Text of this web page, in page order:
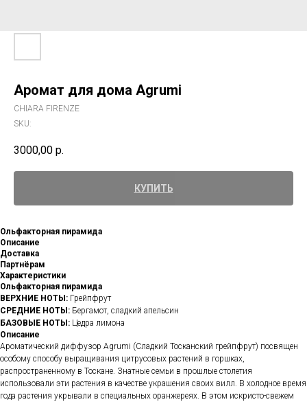
Аромат для дома Agrumi
CHIARA FIRENZE
SKU:
3000,00 р.
КУПИТЬ
Ольфакторная пирамида
Описание
Доставка
Партнёрам
Характеристики
Ольфакторная пирамида
ВЕРХНИЕ НОТЫ: Грейпфрут
СРЕДНИЕ НОТЫ: Бергамот, сладкий апельсин
БАЗОВЫЕ НОТЫ: Цедра лимона
Описание
Ароматический диффузор Agrumi (Сладкий Тосканский грейпфрут) посвящен
особому способу выращивания цитрусовых растений в горшках,
распространенному в Тоскане. Знатные семьи в прошлые столетия
использовали эти растения в качестве украшения своих вилл. В холодное время
года растения укрывали в специальных оранжереях. В этом искристо-свежем